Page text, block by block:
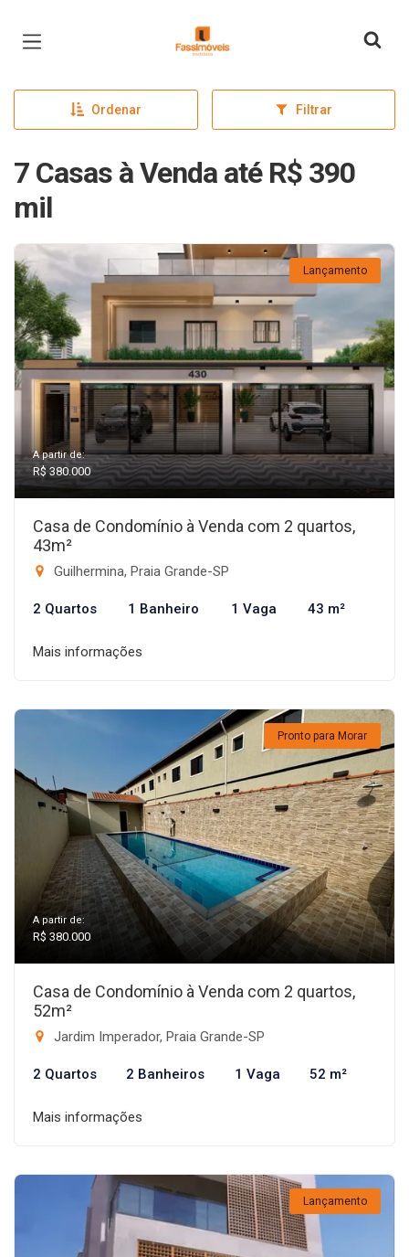
Página inicial
Ordenar Filtrar
7 Casas à Venda até R$ 390
mil
Lançamento
A partir de:
R$ 380.000
Casa de Condomínio à Venda com 2 quartos,
43m²
Guilhermina, Praia Grande-SP
2 Quartos 1 Banheiro 1 Vaga 43 m²
Mais informações
Pronto para Morar
A partir de:
R$ 380.000
Casa de Condomínio à Venda com 2 quartos,
52m²
Jardim Imperador, Praia Grande-SP
2 Quartos 2 Banheiros 1 Vaga 52 m²
Mais informações
Lançamento